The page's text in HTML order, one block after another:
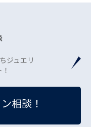
ジュエリ
相談！